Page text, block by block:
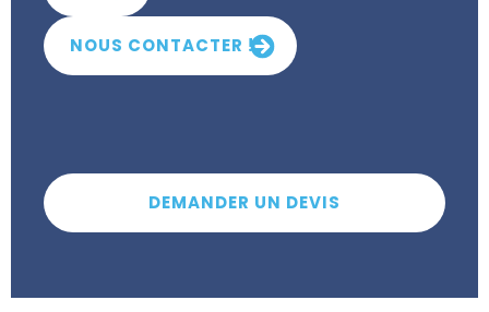
NOUS CONTACTER !
DEMANDER UN DEVIS